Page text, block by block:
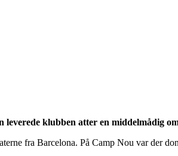
klubben atter en middelmådig
fra Barcelona. På Camp Nou var der